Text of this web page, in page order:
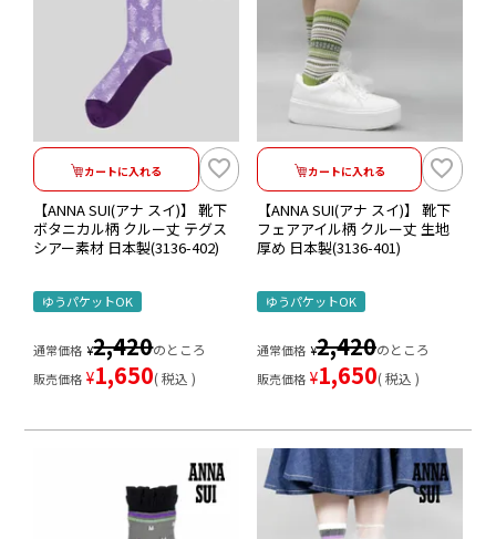
カートに入れる
【ANNA SUI(アナ スイ)】 靴下
ボタニカル柄 クルー丈 テグス
シアー素材 日本製(3136-402)
ゆうパケットOK
通常価格 ¥2,420のところ
販売価格 ¥1,650 税込
カートに入れる
【ANNA SUI(アナ スイ)】 靴下
フェアアイル柄 クルー丈 生地
厚め 日本製(3136-401)
ゆうパケットOK
通常価格 ¥2,420のところ
販売価格 ¥1,650 税込